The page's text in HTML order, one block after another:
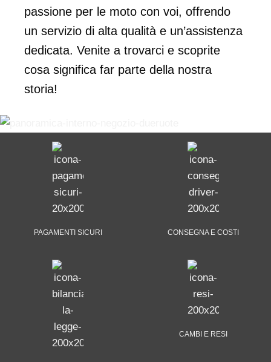
passione per le moto con voi, offrendo
un servizio di alta qualità e un’assistenza
dedicata. Venite a trovarci e scoprite
cosa significa far parte della nostra
storia!
PAGAMENTI SICURI CONSEGNA E COSTI
CAMBI E RESI